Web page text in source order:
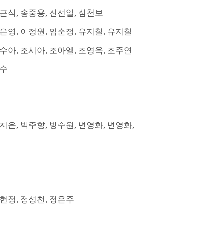
식, 송중용, 신선일 , 심천보
영, 이정원 , 임순정, 유지철, 유지철
아, 조시아, 조아엘, 조영옥, 조주연
은, 박주향, 방수원 , 변영화, 변영화,
정, 정성천, 정은주